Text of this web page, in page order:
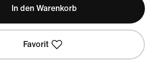
In den Warenkorb
Favorit